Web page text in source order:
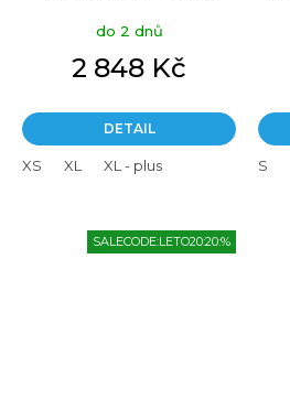
do 2 dnů
2 848 Kč
DETAIL
XS XL XL - plus S
SALECODE:LETO20:20:%